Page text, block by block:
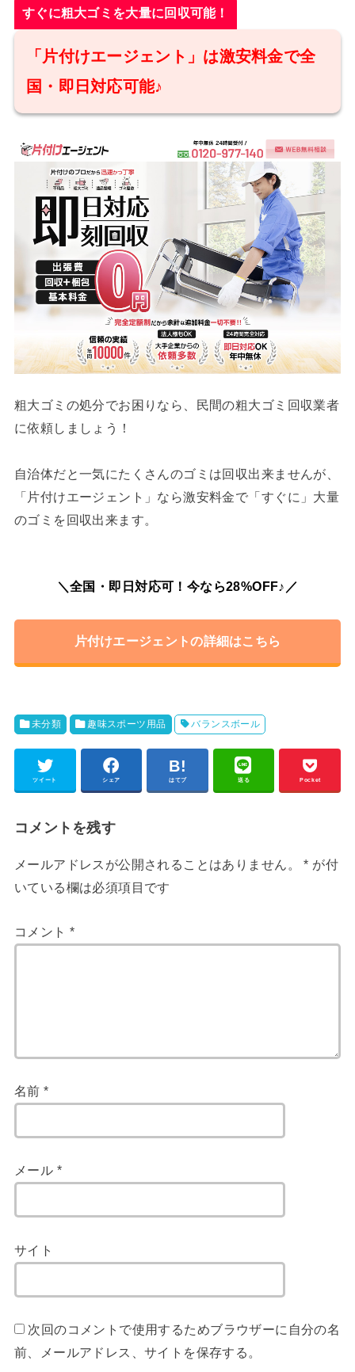
すぐに粗大ゴミを大量に回収可能！
「片付けエージェント」は激安料金で全
国・即日対応可能♪
粗大ゴミの処分でお困りなら、民間の粗大ゴミ回収業者
に依頼しましょう！
自治体だと一気にたくさんのゴミは回収出来ませんが、
「片付けエージェント」なら激安料金で「すぐに」大量
のゴミを回収出来ます。
＼全国・即日対応可！今なら28%OFF♪／
片付けエージェントの詳細はこちら
未分類 趣味スポーツ用品 バランスボール
ツイート シェア はてブ 送る Pocket
コメントを残す
メールアドレスが公開されることはありません。 * が付
いている欄は必須項目です
コメント *
名前*
メール *
サイト
次回のコメントで使用するためブラウザーに自分の名
前、メールアドレス、サイトを保存する。